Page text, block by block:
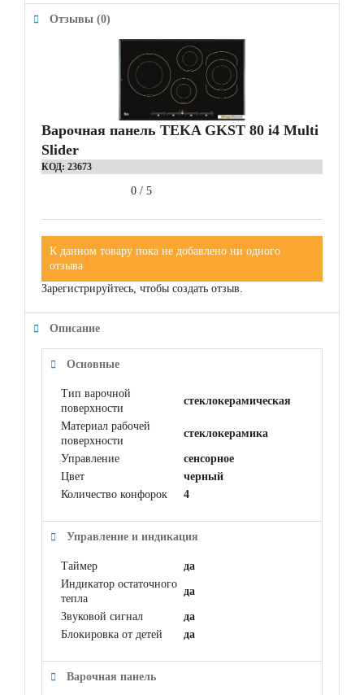
Отзывы (0)
Варочная панель TEKA GKST 80 i4 Multi
Slider
КОД: 23673
0 / 5
К данном товару пока не добавлено ни одного
отзыва
Зарегистрируйтесь, чтобы создать отзыв.
Описание
Основные
Тип варочной
поверхности
стеклокерамическая
Материал рабочей
поверхности
cтеклокерамика
Управление
сенсорное
Цвет
черный
Количество конфорок
4
Управление и индикация
Таймер
да
Индикатор остаточного
тепла
да
Звуковой сигнал
да
Блокировка от детей
да
Варочная панель